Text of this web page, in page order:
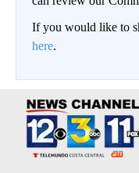
If you would like to
here.